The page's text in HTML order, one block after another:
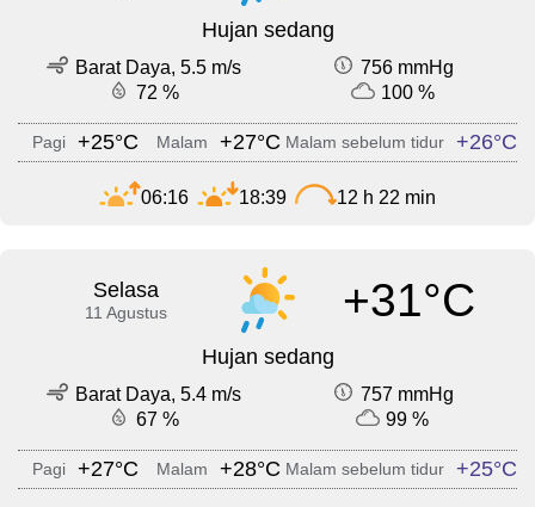
Hujan sedang
Barat Daya, 5.5 m/s
756 mmHg
72 %
100 %
Pagi +25°C Malam +27°C Malam sebelum tidur +26°C
06:16 18:39 12 h 22 min
Selasa
11 Agustus +31°C
Hujan sedang
Barat Daya, 5.4 m/s
757 mmHg
67 %
99 %
Pagi +27°C Malam +28°C Malam sebelum tidur +25°C